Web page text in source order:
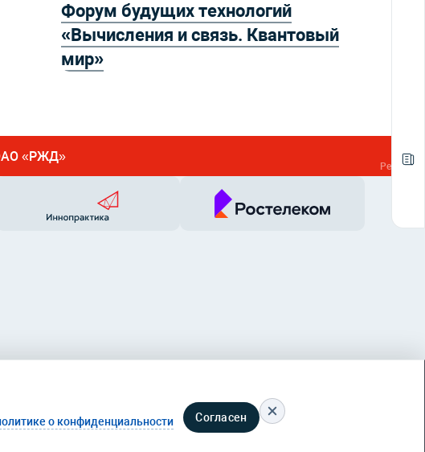
Форум будущих технологий
«Вычисления и связь. Квантовый
мир»
«РЖД»
Реклама
о конфиденциальности Согласен